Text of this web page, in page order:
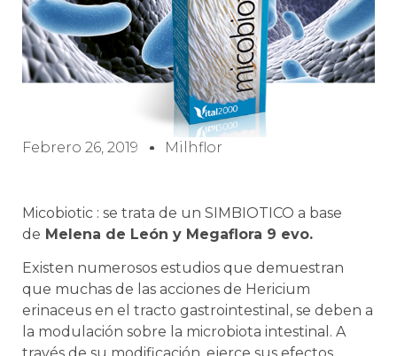
Febrero 26, 2019 Milhflor
Micobiotic : se trata de un SIMBIOTICO a base
de Melena de León y Megaflora 9 evo.
Existen numerosos estudios que demuestran
que muchas de las acciones de Hericium
erinaceus en el tracto gastrointestinal, se deben a
la modulación sobre la microbiota intestinal. A